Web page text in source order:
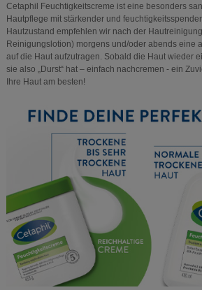
Cetaphil Feuchtigkeitscreme ist eine besonders
Hautpflege mit stärkender und
Hautzustand empfehlen wir nach der
Reinigungslotion) morgens und/oder abends eine
auf die Haut aufzutragen. Sobald die Haut wieder
sie also „Durst“ hat – einfach nachcremen - ein
Ihre Haut am besten!